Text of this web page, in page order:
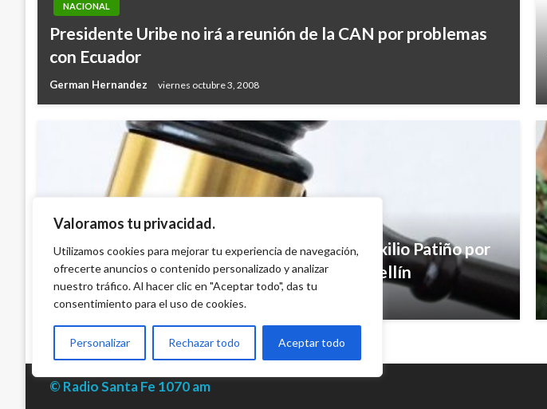
Valoramos tu privacidad.
Utilizamos cookies para mejorar tu experiencia de navegación,
ofrecerte anuncios o contenido personalizado y analizar
nuestro tráfico. Al hacer clic en "Aceptar todo", das tu
consentimiento para el uso de cookies.
Personalizar Rechazar todo Aceptar todo
NACIONAL
Presidente Uribe no irá a reunión de la CAN por problemas
con Ecuador
German Hernandez viernes octubre 3, 2008
JUDICIAL
Imponen más de 14 años de prisión a Luz Auxilio Patiño por
proxenetismo con menores de edad en Medellín
Ariel Cabrera viernes abril 19, 2024
© Radio Santa Fe 1070 am